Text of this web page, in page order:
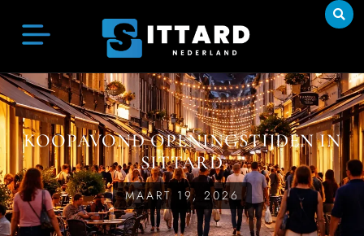
KOOPAVOND OPENINGSTIJDEN IN
SITTARD
MAART 19, 2026